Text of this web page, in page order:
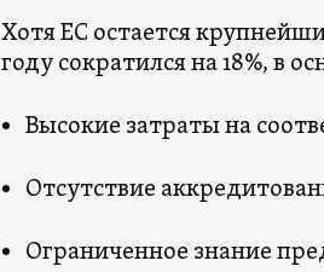
Хотя ЕС остается
году сократился на 18%, в
Высокие затраты на
Отсутствие
Ограниченное знание